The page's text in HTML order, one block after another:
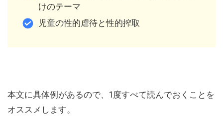
けのテーマ
児童の性的虐待と性的搾取
本文に具体例があるので、1度すべて読んでおくことを
オススメします。